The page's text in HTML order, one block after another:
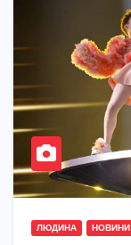
ЛЮДИНА НОВИНИ